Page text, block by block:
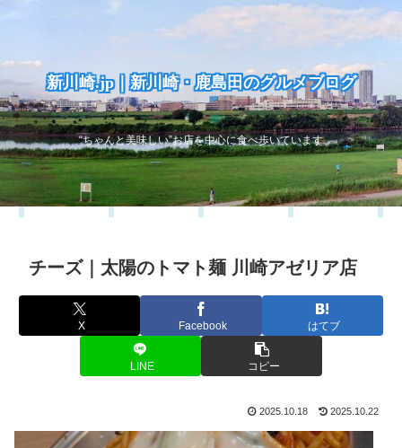
新川崎.jp｜新川崎・鹿島田のグルメブログ
“ちゃんと美味しい”お店を中心に食べ歩いています
チーズ｜太陽のトマト麺 川崎アゼリア店
X Facebook はてブ
LINE コピー
2025.10.18 2025.10.22